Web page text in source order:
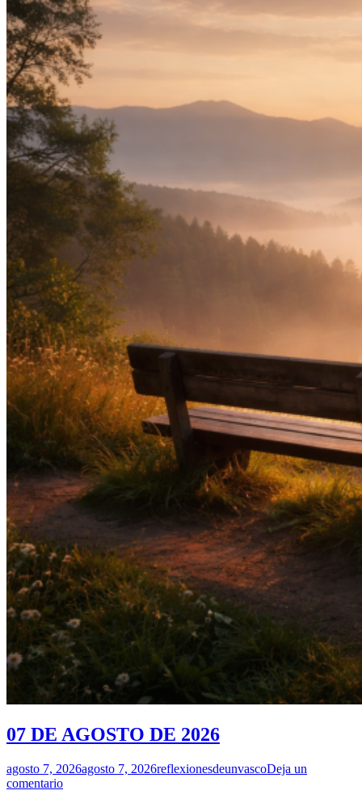
07 DE AGOSTO DE 2026
agosto 7, 2026agosto 7, 2026reflexionesdeunvascoDeja un
comentario